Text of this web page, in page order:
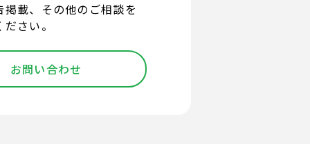
掲載、その他のご相談を
さい。
お問い合わせ